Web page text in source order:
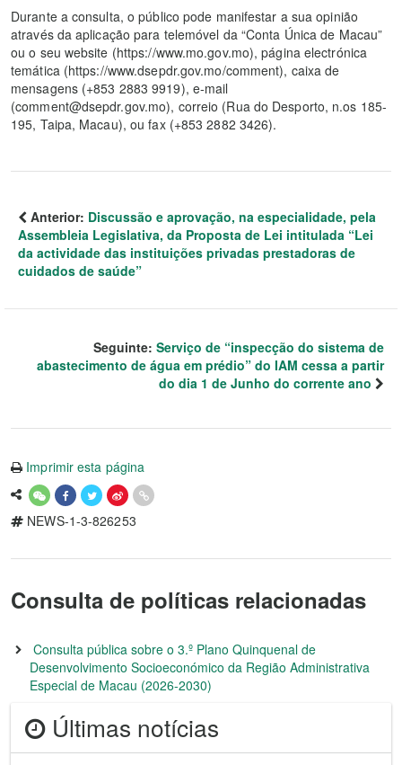
Durante a consulta, o público pode manifestar a sua opinião
através da aplicação para telemóvel da “Conta Única de Macau”
ou o seu website (https://www.mo.gov.mo), página electrónica
temática (https://www.dsepdr.gov.mo/comment), caixa de
mensagens (+853 2883 9919), e‑mail
(comment@dsepdr.gov.mo), correio (Rua do Desporto, n.os 185-
195, Taipa, Macau), ou fax (+853 2882 3426).
Anterior: Discussão e aprovação, na especialidade, pela
Assembleia Legislativa, da Proposta de Lei intitulada “Lei
da actividade das instituições privadas prestadoras de
cuidados de saúde”
Seguinte: Serviço de “inspecção do sistema de
abastecimento de água em prédio” do IAM cessa a partir
do dia 1 de Junho do corrente ano
Imprimir esta página
NEWS-1-3-826253
Consulta de políticas relacionadas
Consulta pública sobre o 3.º Plano Quinquenal de
Desenvolvimento Socioeconómico da Região Administrativa
Especial de Macau (2026-2030)
Últimas notícias